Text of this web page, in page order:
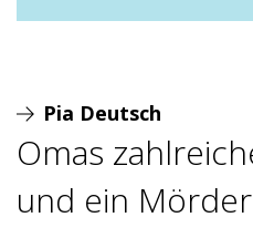
Pia Deutsch
Omas
und ein Mörder